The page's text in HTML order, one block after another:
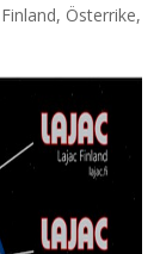
Österrike,